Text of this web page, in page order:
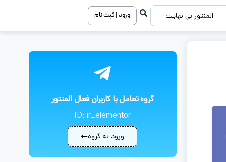
المنتور بی نهایت ورود | ثبت نام
گروه تعامل با کاربران فعال المنتور
ID: ir_elementor
ورود به گروه